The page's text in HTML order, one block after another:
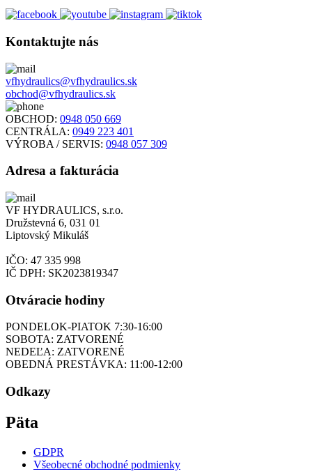
Kontaktujte nás
vfhydraulics@vfhydraulics.sk
obchod@vfhydraulics.sk
OBCHOD: 0948 050 669
CENTRÁLA: 0949 223 401
VÝROBA / SERVIS: 0948 057 309
Adresa a fakturácia
VF HYDRAULICS, s.r.o.
Družstevná 6, 031 01
Liptovský Mikuláš
IČO: 47 335 998
IČ DPH: SK2023819347
Otváracie hodiny
PONDELOK-PIATOK 7:30-16:00
SOBOTA: ZATVORENÉ
NEDEĽA: ZATVORENÉ
OBEDNÁ PRESTÁVKA: 11:00-12:00
Odkazy
Päta
GDPR
Všeobecné obchodné podmienky